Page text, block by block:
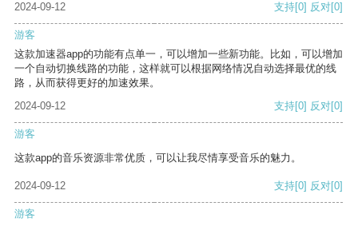
2024-09-12 支持[0] 反对[0]
游客
这款加速器app的功能有点单一，可以增加一些新功能。比如，可以增加
一个自动切换线路的功能，这样就可以根据网络情况自动选择最优的线
路，从而获得更好的加速效果。
2024-09-12
支持[0] 反对[0]
游客
这款app的音乐资源非常优质，可以让我尽情享受音乐的魅力。
2024-09-12 支持[0] 反对[0]
游客